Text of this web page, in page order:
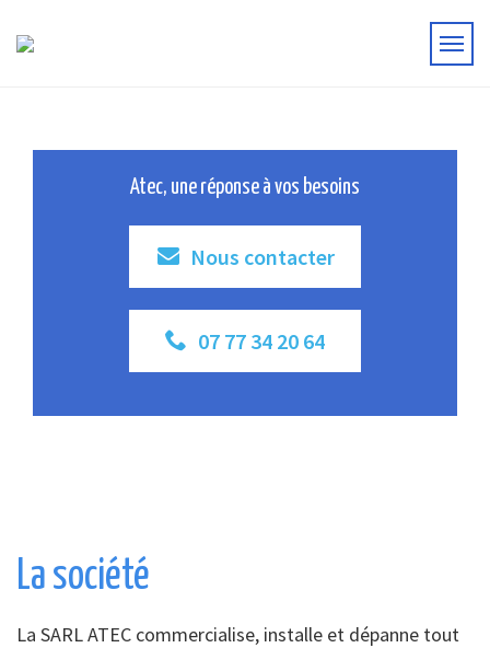
Atec, une réponse à vos besoins
Nous contacter
07 77 34 20 64
La société
La SARL ATEC commercialise, installe et dépanne tout